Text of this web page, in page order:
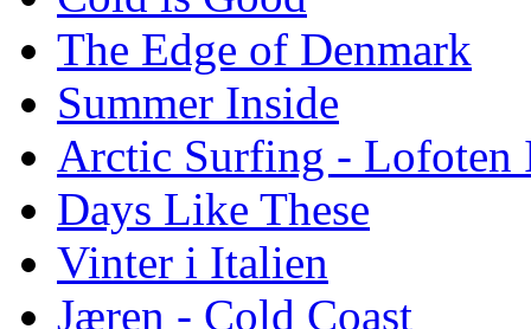
The Edge of Denmark
Summer Inside
Arctic Surfing - Lofoten
Days Like These
Vinter i Italien
Jæren - Cold Coast